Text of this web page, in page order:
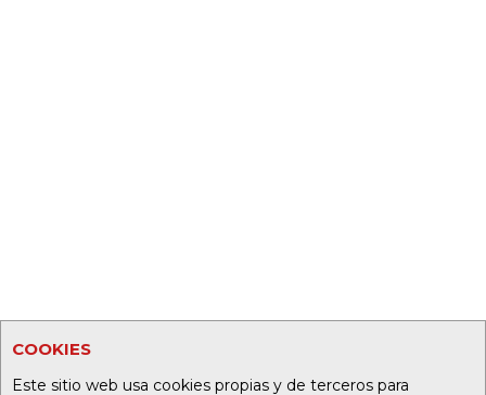
COOKIES
Este sitio web usa cookies propias y de terceros para